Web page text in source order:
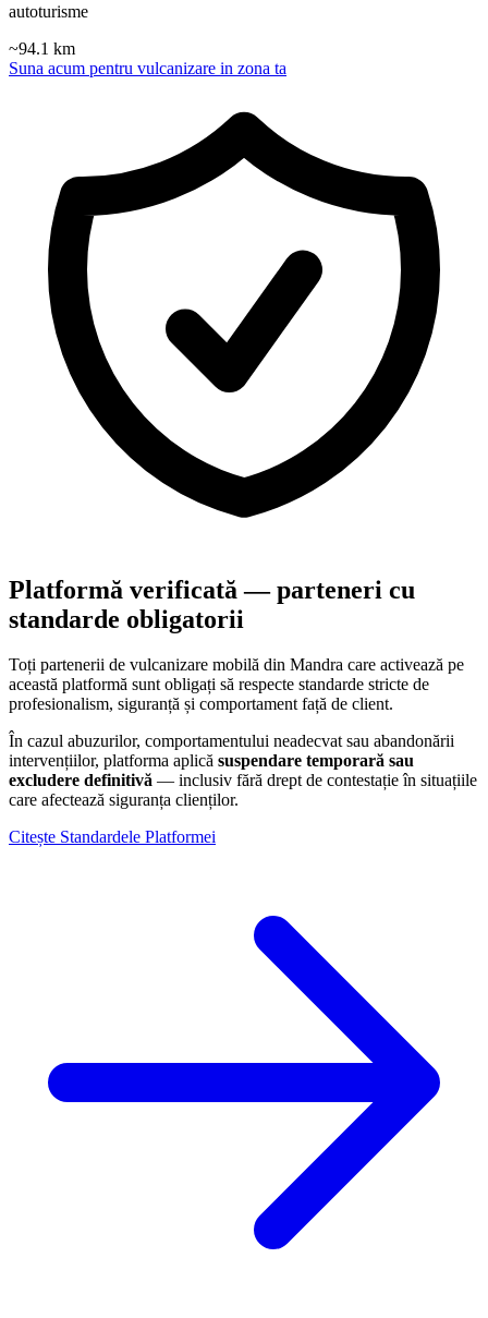
autoturisme
~94.1 km
Suna acum pentru vulcanizare in zona ta
Platformă verificată — parteneri cu
standarde obligatorii
Toți partenerii de vulcanizare mobilă din Mandra care activează pe
această platformă sunt obligați să respecte standarde stricte de
profesionalism, siguranță și comportament față de client.
În cazul abuzurilor, comportamentului neadecvat sau abandonării
intervențiilor, platforma aplică suspendare temporară sau
excludere definitivă — inclusiv fără drept de contestație în situațiile
care afectează siguranța clienților.
Citește Standardele Platformei